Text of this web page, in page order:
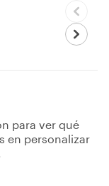
para ver qué
en personalizar